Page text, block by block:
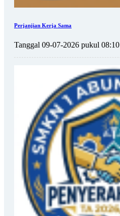
Perjanjian Kerja Sama
Tanggal 09-07-2026 pukul 08:10